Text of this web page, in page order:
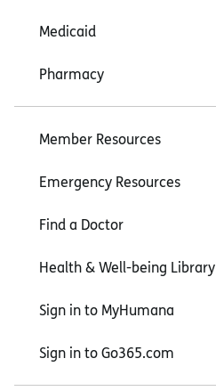
Medicaid
Pharmacy
Member Resources
Emergency Resources
Find a Doctor
Health & Well-being Library
Sign in to MyHumana
Sign in to Go365.com